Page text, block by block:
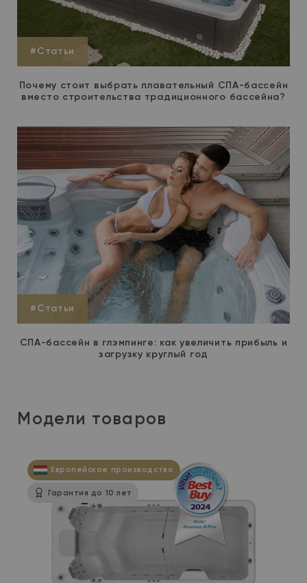
#Статьи
Почему стоит выбрать плавательный СПА-бассейн
вместо строительства традиционного бассейна?
#Статьи
СПА-бассейн в глэмпинге: как увеличить прибыль и
загрузку круглый год
Модели товаров
Европейское производство
Гарантия до 10 лет